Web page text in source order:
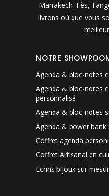
Marrakech, Fès,
livrons où que vous
NOTRE
Agenda & bloc-notes
Agenda & bloc-notes
personnalisé
Agenda & bloc-notes
Agenda & power bank
Coffret agenda
Coffret Artisanal en
Ecrins bijoux sur